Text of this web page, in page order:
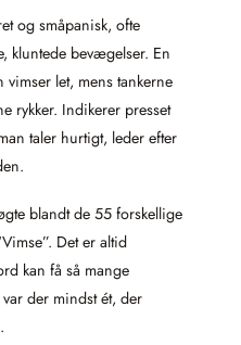
og småpanisk, ofte
kluntede bevægelser. En
vimser let, mens tankerne
rykker. Indikerer presset
taler hurtigt, leder efter
blandt de 55 forskellige
Det er altid
kan få så mange
der mindst ét, der